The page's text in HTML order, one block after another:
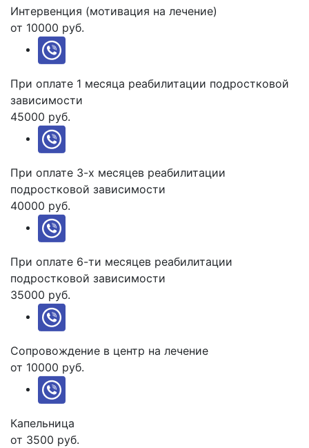
Интервенция (мотивация на лечение)
от 10000 руб.
При оплате 1 месяца реабилитации подростковой
зависимости
45000 руб.
При оплате 3-х месяцев реабилитации
подростковой зависимости
40000 руб.
При оплате 6-ти месяцев реабилитации
подростковой зависимости
35000 руб.
Сопровождение в центр на лечение
от 10000 руб.
Капельница
от 3500 руб.